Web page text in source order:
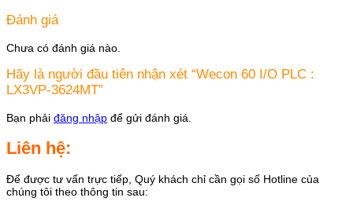
Đánh giá
Chưa có đánh giá nào.
Hãy là người đầu tiên nhận xét “Wecon 60 I/O PLC :
LX3VP-3624MT”
Bạn phải đăng nhập để gửi đánh giá.
Liên hệ:
Để được tư vấn trực tiếp, Quý khách chỉ cần gọi số Hotline của
chúng tôi theo thông tin sau: